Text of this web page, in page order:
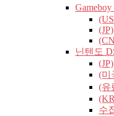
Gameboy
(JP)
닌텐도
(JP)
(미
(유
수